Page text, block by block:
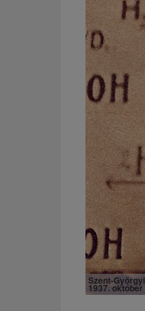
Szent-
1937. október